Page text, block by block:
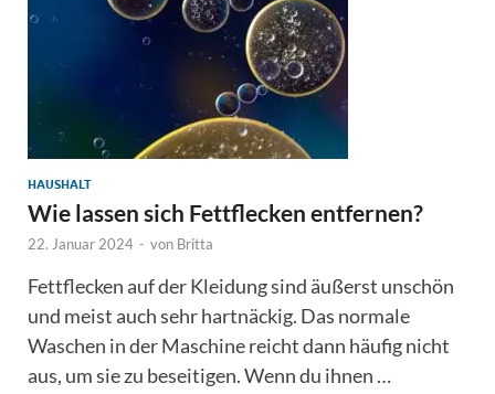
HAUSHALT
Wie lassen sich Fettflecken entfernen?
22. Januar 2024 - von Britta
Fettflecken auf der Kleidung sind äußerst unschön
und meist auch sehr hartnäckig. Das normale
Waschen in der Maschine reicht dann häufig nicht
aus, um sie zu beseitigen. Wenn du ihnen …